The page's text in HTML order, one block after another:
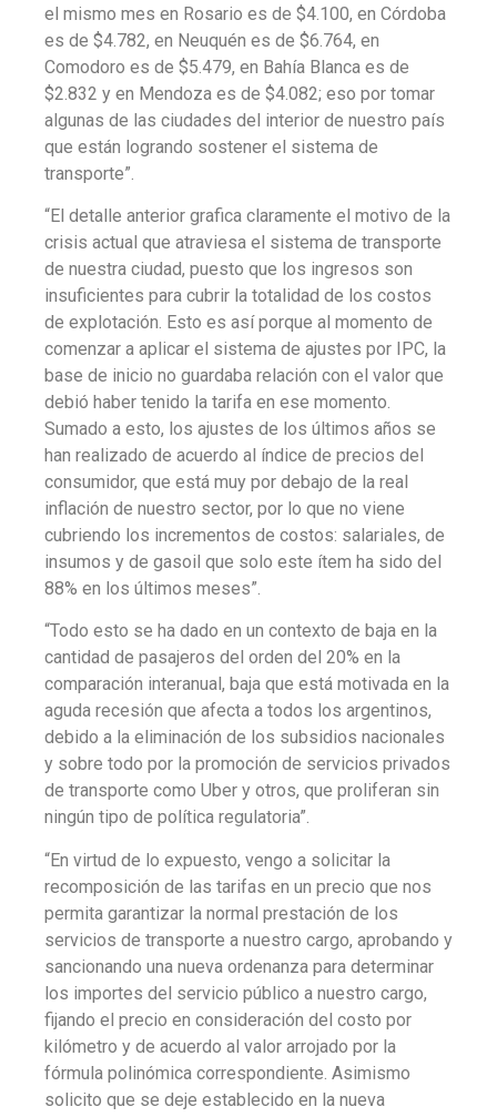
el mismo mes en Rosario es de $4.100, en Córdoba
es de $4.782, en Neuquén es de $6.764, en
Comodoro es de $5.479, en Bahía Blanca es de
$2.832 y en Mendoza es de $4.082; eso por tomar
algunas de las ciudades del interior de nuestro país
que están logrando sostener el sistema de
transporte”.
“El detalle anterior grafica claramente el motivo de la
crisis actual que atraviesa el sistema de transporte
de nuestra ciudad, puesto que los ingresos son
insuficientes para cubrir la totalidad de los costos
de explotación. Esto es así porque al momento de
comenzar a aplicar el sistema de ajustes por IPC, la
base de inicio no guardaba relación con el valor que
debió haber tenido la tarifa en ese momento.
Sumado a esto, los ajustes de los últimos años se
han realizado de acuerdo al índice de precios del
consumidor, que está muy por debajo de la real
inflación de nuestro sector, por lo que no viene
cubriendo los incrementos de costos: salariales, de
insumos y de gasoil que solo este ítem ha sido del
88% en los últimos meses”.
“Todo esto se ha dado en un contexto de baja en la
cantidad de pasajeros del orden del 20% en la
comparación interanual, baja que está motivada en la
aguda recesión que afecta a todos los argentinos,
debido a la eliminación de los subsidios nacionales
y sobre todo por la promoción de servicios privados
de transporte como Uber y otros, que proliferan sin
ningún tipo de política regulatoria”.
“En virtud de lo expuesto, vengo a solicitar la
recomposición de las tarifas en un precio que nos
permita garantizar la normal prestación de los
servicios de transporte a nuestro cargo, aprobando y
sancionando una nueva ordenanza para determinar
los importes del servicio público a nuestro cargo,
fijando el precio en consideración del costo por
kilómetro y de acuerdo al valor arrojado por la
fórmula polinómica correspondiente. Asimismo
solicito que se deje establecido en la nueva